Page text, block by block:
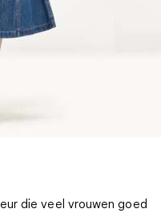
die veel vrouwen goed